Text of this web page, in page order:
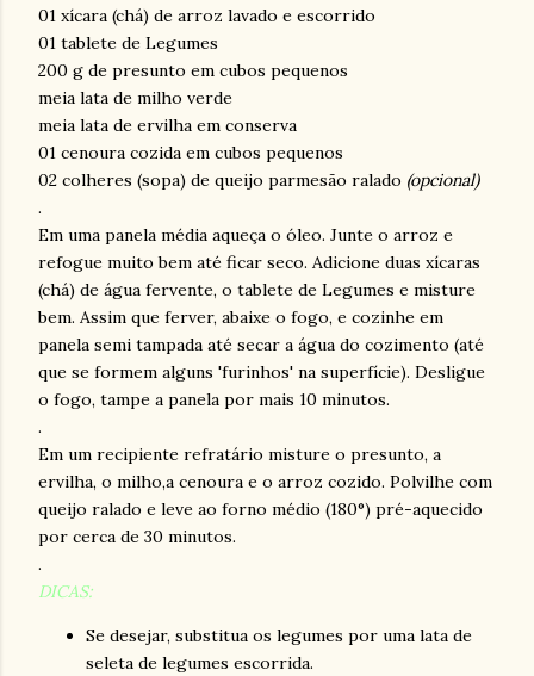
01 xícara (chá) de arroz lavado e escorrido
01 tablete de Legumes
200 g de presunto em cubos pequenos
meia lata de milho verde
meia lata de ervilha em conserva
01 cenoura cozida em cubos pequenos
02 colheres (sopa) de queijo parmesão ralado (opcional)
.
Em uma panela média aqueça o óleo. Junte o arroz e
refogue muito bem até ficar seco. Adicione duas xícaras
(chá) de água fervente, o tablete de Legumes e misture
bem. Assim que ferver, abaixe o fogo, e cozinhe em
panela semi tampada até secar a água do cozimento (até
que se formem alguns 'furinhos' na superfície). Desligue
o fogo, tampe a panela por mais 10 minutos.
.
Em um recipiente refratário misture o presunto, a
ervilha, o milho,a cenoura e o arroz cozido. Polvilhe com
queijo ralado e leve ao forno médio (180°) pré-aquecido
por cerca de 30 minutos.
.
DICAS:
Se desejar, substitua os legumes por uma lata de
seleta de legumes escorrida.